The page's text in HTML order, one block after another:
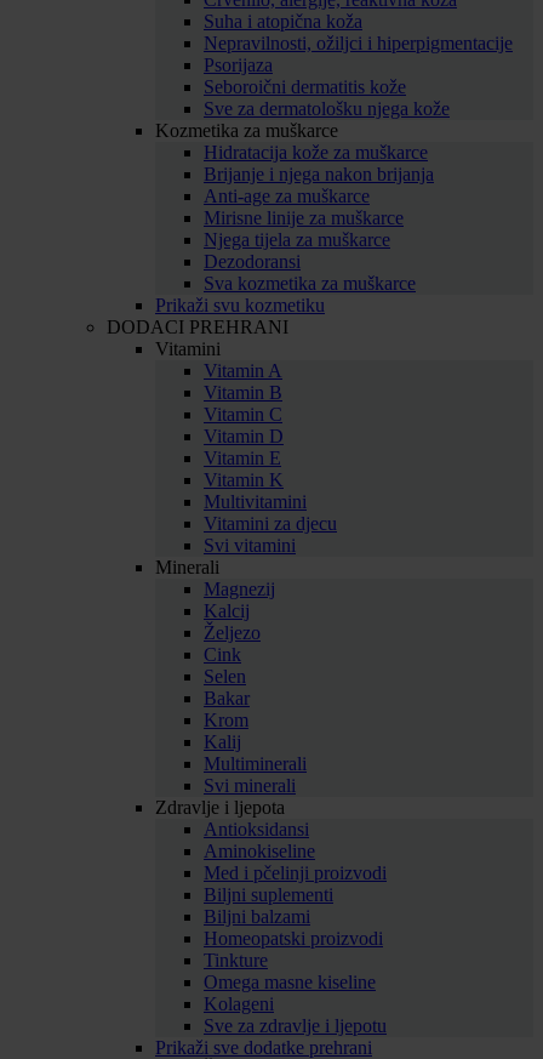
Suha i atopična koža
Nepravilnosti, ožiljci i hiperpigmentacije
Psorijaza
Seboroični dermatitis kože
Sve za dermatološku njega kože
Kozmetika za muškarce
Hidratacija kože za muškarce
Brijanje i njega nakon brijanja
Anti-age za muškarce
Mirisne linije za muškarce
Njega tijela za muškarce
Dezodoransi
Sva kozmetika za muškarce
Prikaži svu kozmetiku
DODACI PREHRANI
Vitamini
Vitamin A
Vitamin B
Vitamin C
Vitamin D
Vitamin E
Vitamin K
Multivitamini
Vitamini za djecu
Svi vitamini
Minerali
Magnezij
Kalcij
Željezo
Cink
Selen
Bakar
Krom
Kalij
Multiminerali
Svi minerali
Zdravlje i ljepota
Antioksidansi
Aminokiseline
Med i pčelinji proizvodi
Biljni suplementi
Biljni balzami
Homeopatski proizvodi
Tinkture
Omega masne kiseline
Kolageni
Sve za zdravlje i ljepotu
Prikaži sve dodatke prehrani